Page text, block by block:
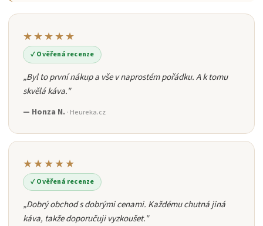
★★★★★
✓ Ověřená recenze
„Byl to první nákup a vše v naprostém pořádku. A k tomu
skvělá káva."
— Honza N. · Heureka.cz
★★★★★
✓ Ověřená recenze
„Dobrý obchod s dobrými cenami. Každému chutná jiná
káva, takže doporučuji vyzkoušet."